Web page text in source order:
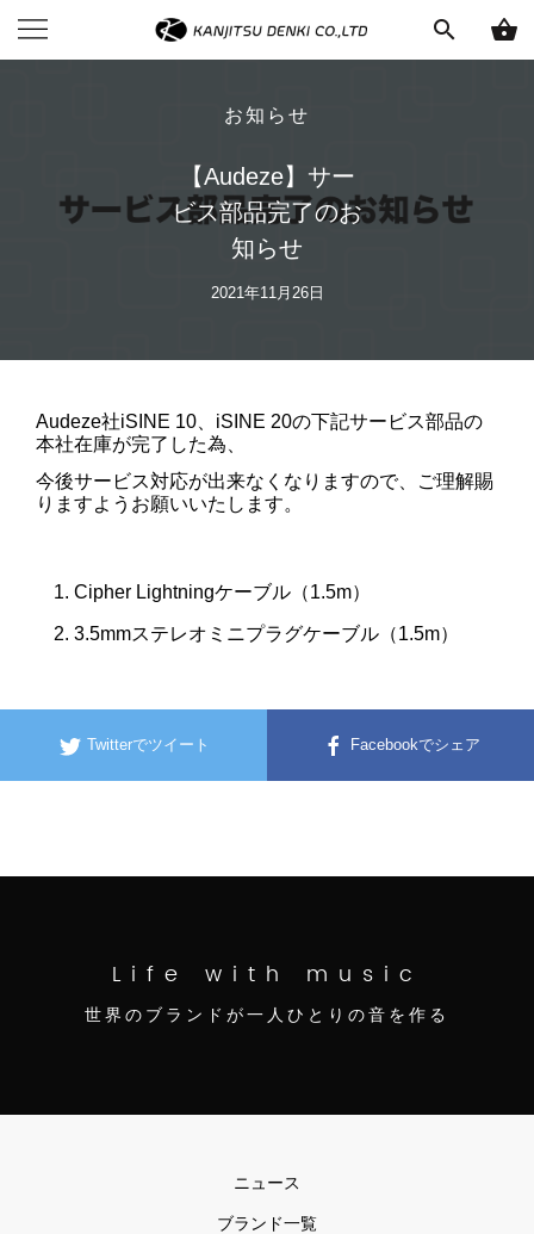
search shopping_basket
お知らせ
【Audeze】サー
ビス部品完了のお
知らせ
2021年11月26日
Audeze社iSINE 10 iSINE 20の下記サービス部品の
本社在庫が完了した為、
今後サービス対応が出来なくなりますので、ご理解賜
りますようお願いいたします。
Cipher Lightningケーブル（1.5m）
3.5mmステレオミニプラグケーブル（1.5m）
Twitterでツイート Facebookでシェア
Life with music
世界のブランドが一人ひとりの音を作る
ニュース
ブランド一覧